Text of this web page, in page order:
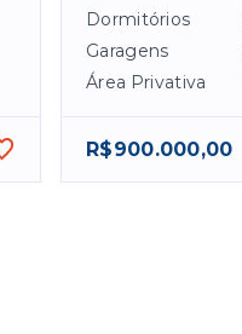
Dormitórios
Garagens
Área Privativa
R$900.000,00